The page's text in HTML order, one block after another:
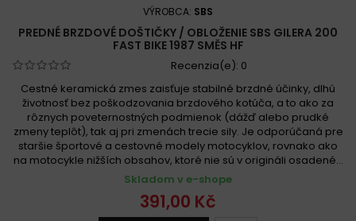
VÝROBCA: SBS
PREDNÉ BRZDOVÉ DOŠTIČKY / OBLOŽENIE SBS GILERA 200
FAST BIKE 1987 SMĚS HF
Recenzia(e): 0
Cestné keramická zmes zaisťuje stabilné brzdné účinky, dlhú
životnosť bez poškodzovania brzdového kotúča, a to ako za
rôznych poveternostných podmienok (dážď alebo prudké
zmeny teplôt), tak aj pri zmenách trecie sily. Je odporúčaná pre
staršie športové a cestovné modely motocyklov, rovnako ako
na motocykle nižších obsahov, ktoré nie sú v origináli osadené...
Skladom v e-shope
391,00 Kč